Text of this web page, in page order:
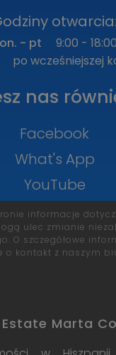
otwarcia:
- pt
9:00 - 18:00
po wcześniejszej
nas
Facebook
What's App
YouTube
informacje
ulec zmianie
O szczegółowe
o kontakt z naszym
Estate Marta